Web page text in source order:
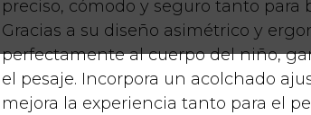
preciso, cómodo y seguro tanto para
Gracias a su diseño asimétrico y
perfectamente al cuerpo del niño,
el pesaje. Incorpora un acolchado
mejora la experiencia tanto para el